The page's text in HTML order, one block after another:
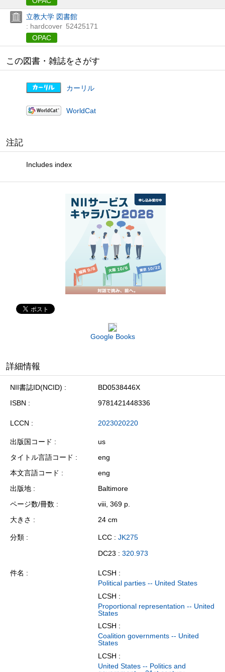
立教大学 図書館
: hardcover 52425171
OPAC
この図書・雑誌をさがす
カーリル
WorldCat
注記
Includes index
Google Books
詳細情報
NII書誌ID(NCID)
BD0538446X
ISBN
9781421448336
LCCN 2023020220
出版国コード
us
タイトル言語コード
eng
本文言語コード
eng
出版地
Baltimore
ページ数/冊数
viii, 369 p.
大きさ
24 cm
分類 LCC : JK275
DC23 : 320.973
件名
LCSH :
Political parties -- United States
LCSH :
Proportional representation -- United
States
LCSH :
Coalition governments -- United
States
LCSH :
United States -- Politics and